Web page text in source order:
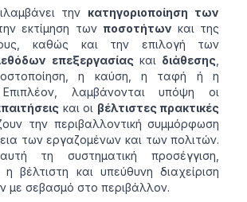
την κατηγοριοποίηση των
εκτίμηση των ποσοτήτων και της
καθώς και την επιλογή των
επεξεργασίαςκαι διάθεσης
η καύση, η ταφή ή η
λαμβάνονται υπόψη οι
και οι βέλτιστες πρακτικές
την περιβαλλοντική συμμόρφωση
των εργαζομένων και των πολιτών.
τη συστηματική προσέγγιση,
η βέλτιστη και υπεύθυνη διαχείριση
με σεβασμό στο περιβάλλον.